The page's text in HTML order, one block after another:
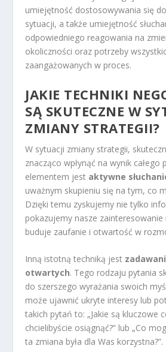
umiejętność dostosowywania się
sytuacji, a także umiejętność
odpowiedniego reagowania na
okoliczności oraz potrzeby
zaangażowanych w proces.
JAKIE TECHNIKI
SĄ SKUTECZNE W
ZMIANY STRATEGII?
W sytuacji zmiany strategii,
znacząco wpłynąć na wynik całego
elementem jest aktywne
uważnym skupieniu się na tym, co
Dzięki temu zyskujemy nie tylko
pokazujemy nasze
buduje zaufanie i otwartość w
Inną istotną techniką jest
otwartych. Tego rodzaju pytania
do szerszego wyrażania swoich
może ujawnić ukryte interesy lub
takich pytań to: „Jakie są kluczowe
chcielibyście osiągnąć?” lub „Co
ta zmiana była dla Was korzystna?”.